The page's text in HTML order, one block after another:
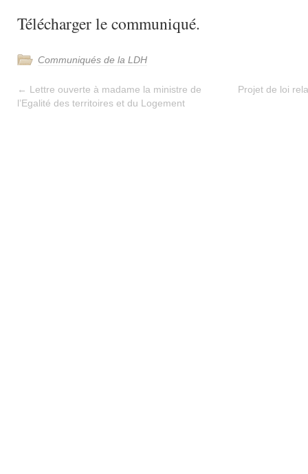
Télécharger le communiqué.
Communiqués de la LDH
← Lettre ouverte à madame la ministre de
l’Egalité des territoires et du Logement
Projet de loi